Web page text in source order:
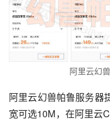
阿里云幻
阿里云幻兽帕鲁服务器
宽可选10M，在阿里云